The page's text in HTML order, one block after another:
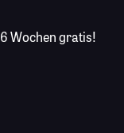
6 Wochen gratis!